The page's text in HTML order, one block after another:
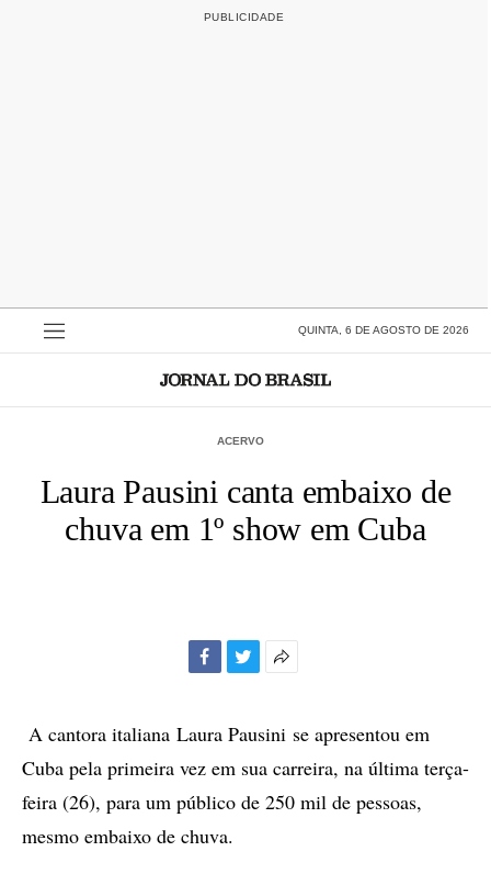
QUINTA, 6 DE AGOSTO DE 2026
ACERVO
Laura Pausini canta embaixo de
chuva em 1º show em Cuba
compartilhamento
A cantora italiana Laura Pausini se apresentou em
Cuba pela primeira vez em sua carreira, na última terça-
feira (26), para um público de 250 mil de pessoas,
mesmo embaixo de chuva.